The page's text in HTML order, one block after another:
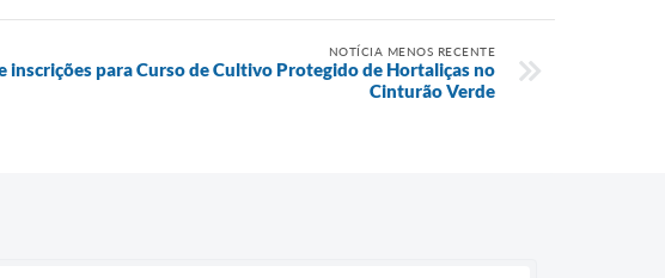
NOTÍCIA MENOS RECENTE
inscrições para Curso de Cultivo Protegido de Hortaliças no
Cinturão Verde